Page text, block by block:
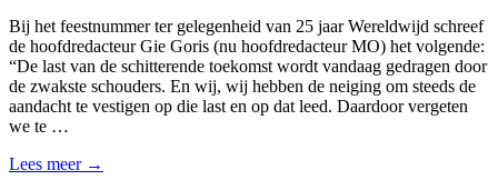
Bij het feestnummer ter gelegenheid van 25 jaar Wereldwijd schreef
de hoofdredacteur Gie Goris (nu hoofdredacteur MO) het volgende:
“De last van de schitterende toekomst wordt vandaag gedragen door
de zwakste schouders. En wij, wij hebben de neiging om steeds de
aandacht te vestigen op die last en op dat leed. Daardoor vergeten
we te …
Lees meer →